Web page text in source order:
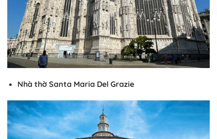
Nhà thờ Santa Maria Del Grazie